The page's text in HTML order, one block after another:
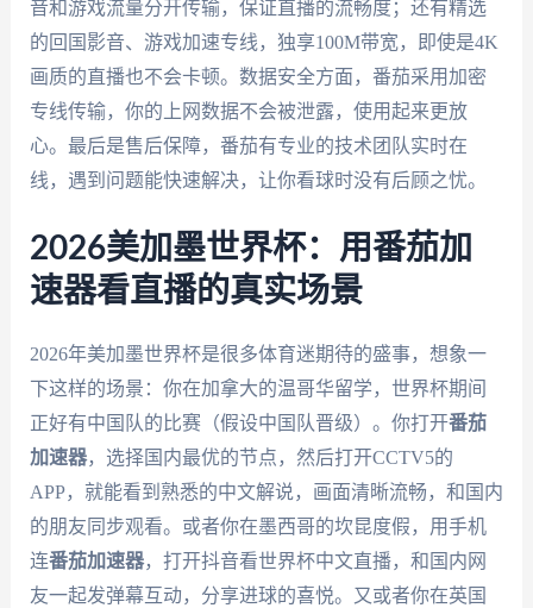
音和游戏流量分开传输，保证直播的流畅度；还有精选
的回国影音、游戏加速专线，独享100M带宽，即使是4K
画质的直播也不会卡顿。数据安全方面，番茄采用加密
专线传输，你的上网数据不会被泄露，使用起来更放
心。最后是售后保障，番茄有专业的技术团队实时在
线，遇到问题能快速解决，让你看球时没有后顾之忧。
2026美加墨世界杯：用番茄加
速器看直播的真实场景
2026年美加墨世界杯是很多体育迷期待的盛事，想象一
下这样的场景：你在加拿大的温哥华留学，世界杯期间
正好有中国队的比赛（假设中国队晋级）。你打开番茄
加速器，选择国内最优的节点，然后打开CCTV5的
APP，就能看到熟悉的中文解说，画面清晰流畅，和国内
的朋友同步观看。或者你在墨西哥的坎昆度假，用手机
连番茄加速器，打开抖音看世界杯中文直播，和国内网
友一起发弹幕互动，分享进球的喜悦。又或者你在英国